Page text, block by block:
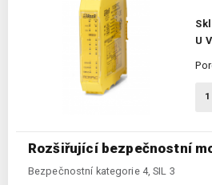
Rozšiřující bezpečnostní
Bezpečnostní kategorie 4, SIL 3
U